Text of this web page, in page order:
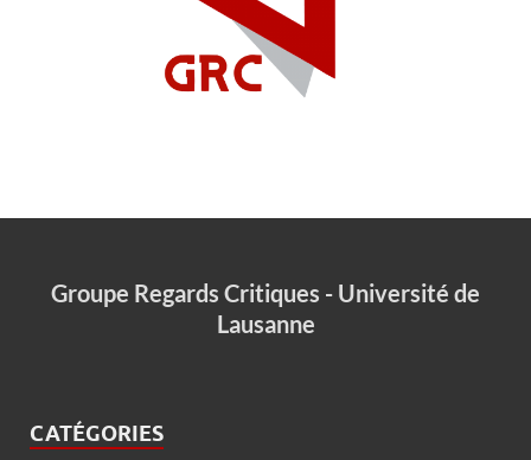
Groupe Regards Critiques - Université de
Lausanne
CATÉGORIES